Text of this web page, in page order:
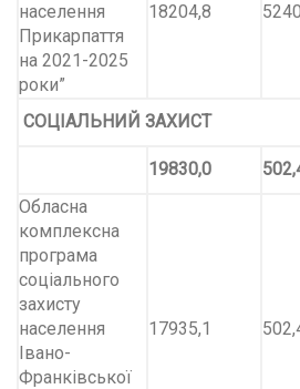
населення
Прикарпаття
на 2021-2025
роки”
18204,8
СОЦІАЛЬНИЙ ЗАХИСТ
19830,0
Обласна
комплексна
програма
соціального
захисту
населення
Івано-
Франківської
17935,1